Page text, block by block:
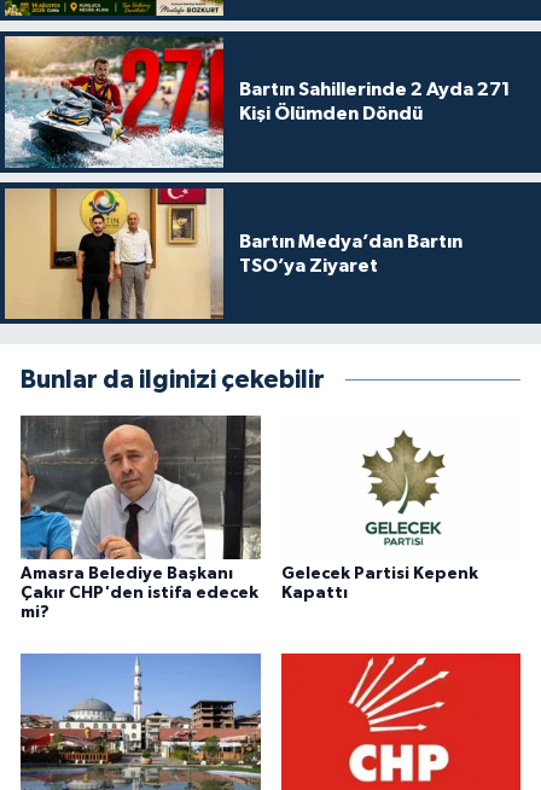
Bartın Sahillerinde 2 Ayda 271
Kişi Ölümden Döndü
Bartın Medya’dan Bartın
TSO’ya Ziyaret
Bunlar da ilginizi çekebilir
Amasra Belediye Başkanı
Çakır CHP'den istifa edecek
mi?
Gelecek Partisi Kepenk
Kapattı